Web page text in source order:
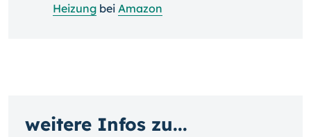
Heizung bei Amazon
weitere Infos zu...